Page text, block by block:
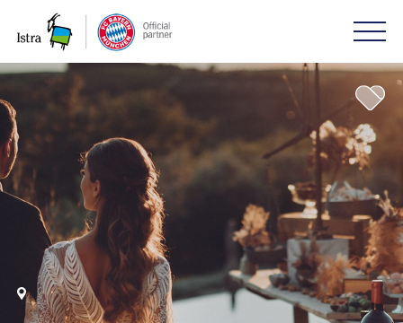
note:
website
an
accessibility
system.